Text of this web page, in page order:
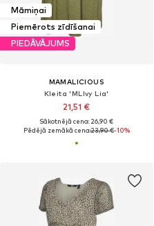
Māmiņai
Piemērots zīdīšanai
PIEDĀVĀJUMS
MAMALICIOUS
Kleita 'MLIvy Lia'
21,51 €
Sākotnējā cena: 26,90 €
Pēdējā zemākā cena:23,90 €-10%